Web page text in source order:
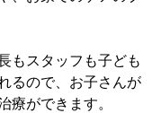
もスタッフも子ども
るので、お子さんが
療ができます。